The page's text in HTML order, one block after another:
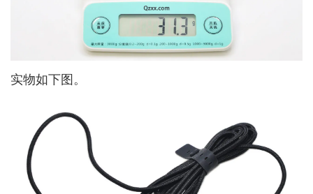
实物如下图。